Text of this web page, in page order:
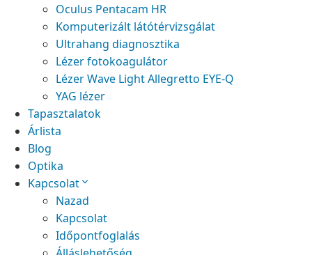
Oculus Pentacam HR
Komputerizált látótérvizsgálat
Ultrahang diagnosztika
Lézer fotokoagulátor
Lézer Wave Light Allegretto EYE-Q
YAG lézer
Tapasztalatok
Árlista
Blog
Optika
Kapcsolat
Nazad
Kapcsolat
Időpontfoglalás